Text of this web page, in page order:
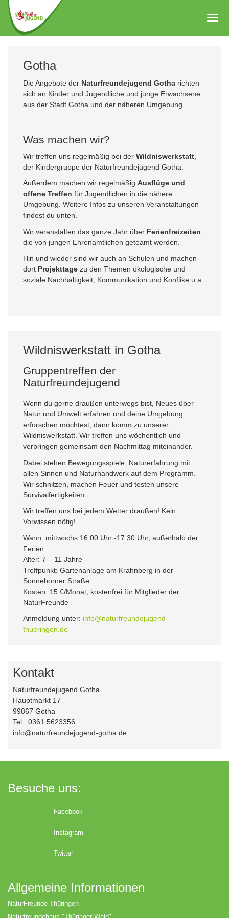
Zum
Hauptinhalt
springen
Gotha
Die Angebote der Naturfreundejugend Gotha richten
sich an Kinder und Jugendliche und junge Erwachsene
aus der Stadt Gotha und der näheren Umgebung.
Was machen wir?
Wir treffen uns regelmäßig bei der Wildniswerkstatt
der Kindergruppe der Naturfreundejugend Gotha.
Außerdem machen wir regelmäßig Ausflüge und
offene Treffen für Jugendlichen in die nähere
Umgebung. Weitere Infos zu unseren Veranstaltungen
findest du unten.
Wir veranstalten das ganze Jahr über Ferienfreizeiten
die von jungen Ehrenamtlichen geteamt werden.
Hin und wieder sind wir auch an Schulen und machen
dort Projekttage zu den Themen ökologische und
soziale Nachhaltigkeit, Kommunikation und Konflike u.a.
Wildniswerkstatt in Gotha
Gruppentreffen der
Naturfreundejugend
Wenn du gerne draußen unterwegs bist, Neues über
Natur und Umwelt erfahren und deine Umgebung
erforschen möchtest, dann komm zu unserer
Wildniswerkstatt. Wir treffen uns wöchentlich und
verbringen gemeinsam den Nachmittag miteinander.
Dabei stehen Bewegungsspiele, Naturerfahrung mit
allen Sinnen und Naturhandwerk auf dem Programm.
Wir schnitzen, machen Feuer und testen unsere
Survivalfertigkeiten.
Wir treffen uns bei jedem Wetter draußen! Kein
Vorwissen nötig!
Wann: mittwochs 16.00 Uhr -17.30 Uhr, außerhalb der
Ferien
Alter: 7 – 11 Jahre
Treffpunkt: Gartenanlage am Krahnberg in der
Sonneborner Straße
Kosten: 15 €/Monat, kostenfrei für Mitglieder der
NaturFreunde
Anmeldung unter: info@naturfreundejugend-
thueringen.de
Kontakt
Naturfreundejugend Gotha
Hauptmarkt 17
99867 Gotha
Tel.: 0361 5623356
info@naturfreundejugend-gotha.de
Besuche uns:
Facebook
Instagram
Twitter
Allgemeine Informationen
NaturFreunde Thüringen
Naturfreundehaus "Thüringer Wald"